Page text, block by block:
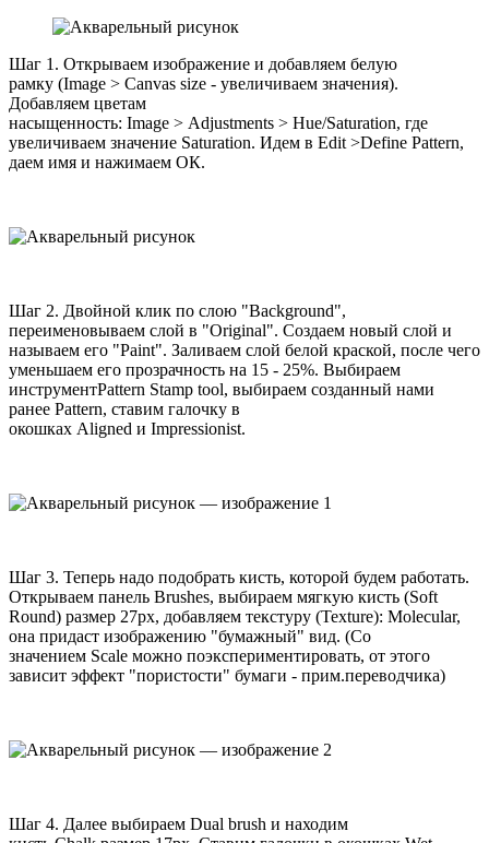
Шаг 1 . Открываем изображение и добавляем белую
рамку (Image > Canvas size - увеличиваем значения).
Добавляем цветам
насыщенность: Image > Adjustments > Hue/Saturation, где
увеличиваем значение Saturation. Идем в Edit >Define Pattern,
даем имя и нажимаем ОК.
Шаг 2. Двойной клик по слою "Background",
переименовываем слой в "Original". Создаем новый слой и
называем его "Paint". Заливаем слой белой краской, после чего
уменьшаем его прозрачность на 15 - 25%. Выбираем
инструментPattern Stamp tool, выбираем созданный нами
ранее Pattern, ставим галочку в
окошках Aligned и Impressionist.
Шаг 3. Теперь надо подобрать кисть, которой будем работать.
Открываем панель Brushes, выбираем мягкую кисть (Soft
Round) размер 27px, добавляем текстуру (Texture): Molecular,
она придаст изображению "бумажный" вид. (Со
значением Sсale можно поэкспериментировать, от этого
зависит эффект "пористости" бумаги - прим.переводчика)
Шаг 4. Далее выбираем Dual brush и находим